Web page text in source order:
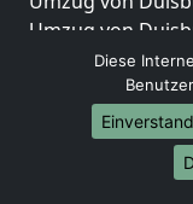
Umzug von
Umzug von
Umzug von
Umzug von
Umzug von
Umzug von
Diese